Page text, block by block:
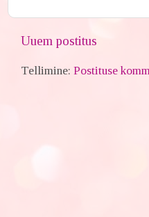
Uuem postitus
Tellimine:Postituse